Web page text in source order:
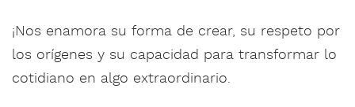
¡Nos enamora su forma de crear, su respeto por
los orígenes y su capacidad para transformar lo
cotidiano en algo extraordinario.